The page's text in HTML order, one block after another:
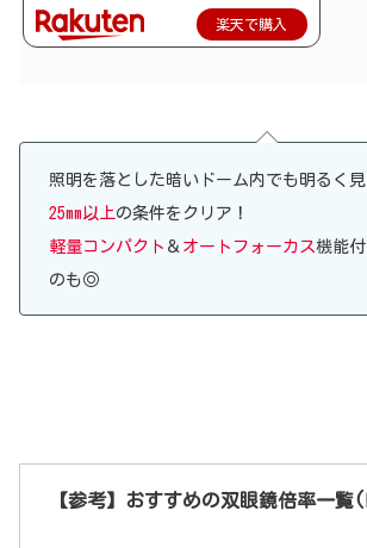
楽天で購入
照明を落とした暗いドーム内でも明るく見
25mm以上の条件をクリア！
軽量コンパクト ＆ オートフォーカス機能
のも◎
【参考】おすすめの双眼鏡倍率一覧